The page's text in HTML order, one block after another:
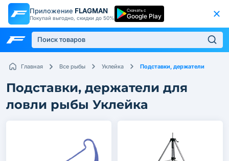
Приложение FLAGMAN
Покупай выгодно, скидки до 50%
Скачать с
Google Play
Главная Все рыбы Уклейка Подставки, держатели
Подставки, держатели для
ловли рыбы Уклейка